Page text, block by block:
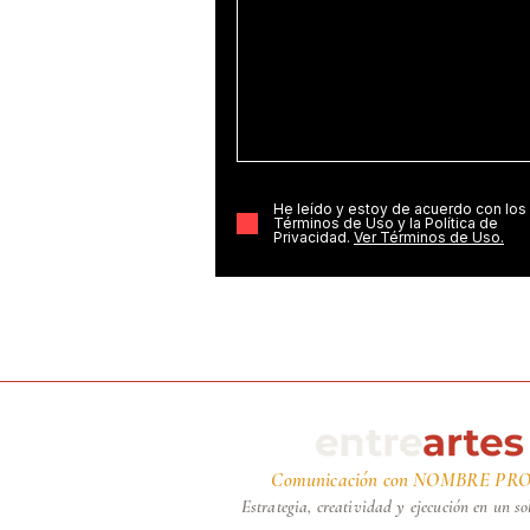
He leído y estoy de acuerdo con los
Términos de Uso y la Política de
Privacidad. Ver Términos de Uso.
Comunicación con NOMBRE
Estrategia, creatividad y ejecución en un